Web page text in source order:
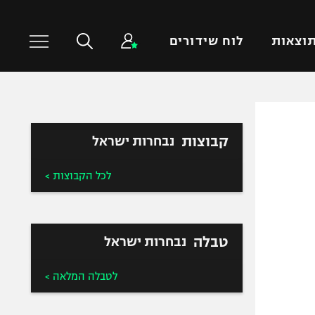
תוצאות לוח שידורים
טניס
ספורט אולימפי
UFC
קבוצות נבחרות ישראל
לכל הקבוצות >
טבלה נבחרות ישראל
לטבלה המלאה >